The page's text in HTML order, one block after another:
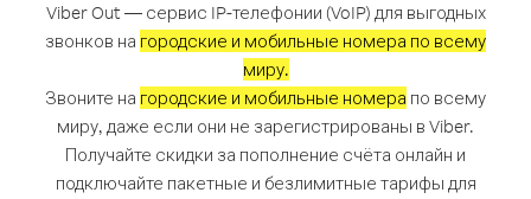
Viber Out — сервис IP-телефонии (VoIP) для выгодных
звонков на городские и мобильные номера по всему
миру.
Звоните на городские и мобильные номера по всему
миру, даже если они не зарегистрированы в Viber.
Получайте скидки за пополнение счёта онлайн и
подключайте пакетные и безлимитные тарифы для